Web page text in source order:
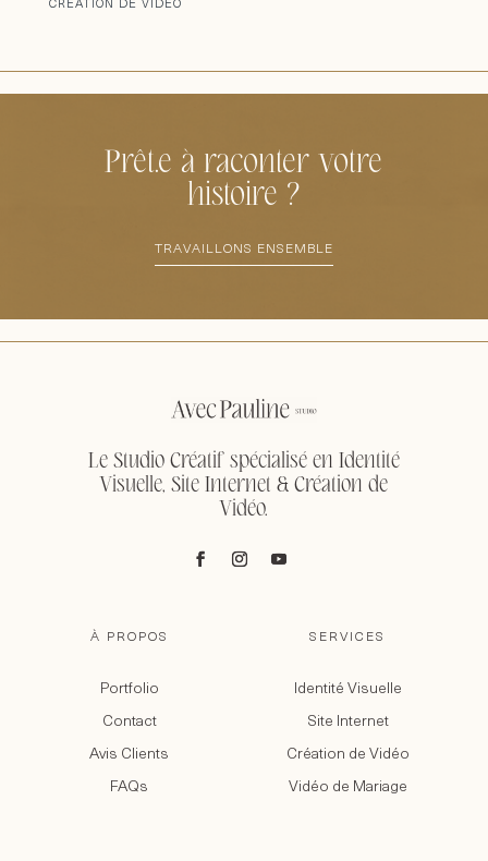
CRÉATION DE VIDÉO
Prêt.e à raconter votre
histoire ?
TRAVAILLONS ENSEMBLE
Le Studio Créatif spécialisé en Identité
Visuelle, Site Internet & Création de
Vidéo.
À PROPOS
Portfolio
Contact
Avis Clients
FAQs
SERVICES
Identité Visuelle
Site Internet
Création de Vidéo
Vidéo de Mariage